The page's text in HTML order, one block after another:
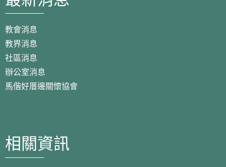
教會消息
教界消息
社區消息
辦公室消息
馬偕好厝邊關懷協會
相關資訊